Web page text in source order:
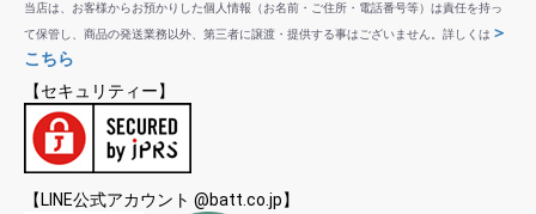
当店は、お客様からお預かりした個人情報（お名前・ご住所・電話番号等）は責任を持っ
て保管し、商品の発送業務以外、第三者に譲渡・提供する事はございません。詳しくは ＞
こちら
【セキュリティー】
【LINE公式アカウント @batt.co.jp】